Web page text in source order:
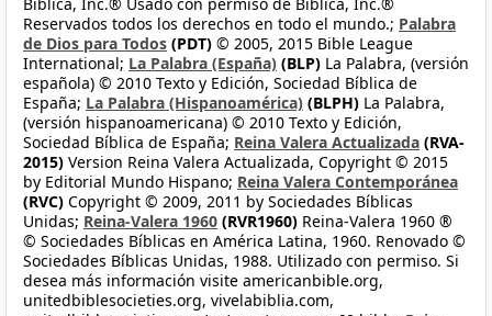
Reservados todos los derechos en todo el mundo.; Palabra
de Dios para Todos (PDT) © 2005, 2015 Bible League
International; La Palabra (España) (BLP) La Palabra, (versión
española) © 2010 Texto y Edición, Sociedad Bíblica de
España; La Palabra (Hispanoamérica) (BLPH) La Palabra,
(versión hispanoamericana) © 2010 Texto y Edición,
Sociedad Bíblica de España; Reina Valera Actualizada (RVA-
2015) Version Reina Valera Actualizada, Copyright © 2015
by Editorial Mundo Hispano; Reina Valera Contemporánea
(RVC) Copyright © 2009, 2011 by Sociedades Bíblicas
Unidas; Reina-Valera 1960 (RVR1960) Reina-Valera 1960 ®
© Sociedades Bíblicas en América Latina, 1960. Renovado ©
Sociedades Bíblicas Unidas, 1988. Utilizado con permiso. Si
desea más información visite americanbible.org,
unitedbiblesocieties.org, vivelabiblia.com,